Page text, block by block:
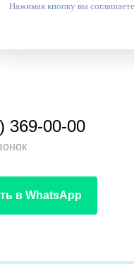
Нажимая кнопку вы
369-00-00
в WhatsApp